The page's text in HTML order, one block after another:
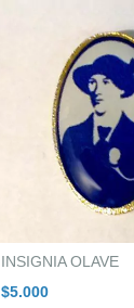
INSIGNIA OLAVE
$5.000